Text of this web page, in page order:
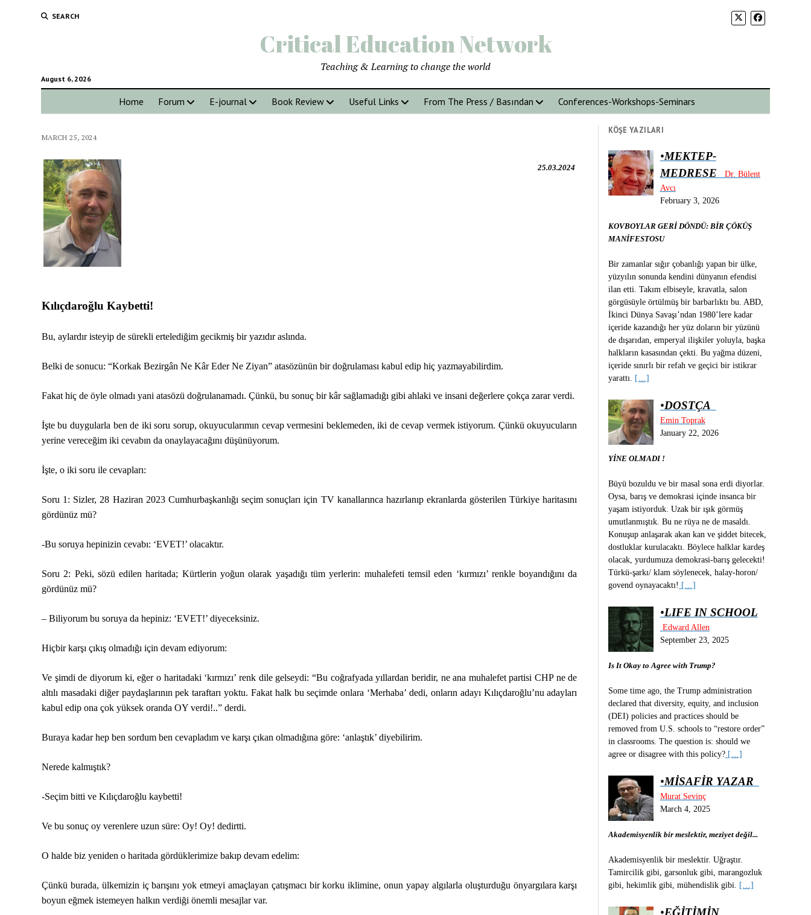
SEARCH
Critical Education Network
August 6, 2026
Teaching & Learning to change the world
Home Forum E-journal Book Review Useful Links From The Press / Basından Conferences-Workshops-Seminars
MARCH 25, 2024
25.03.2024
Kılıçdaroğlu Kaybetti!
Bu, aylardır isteyip de sürekli ertelediğim gecikmiş bir yazıdır aslında.
Belki de sonucu: “Korkak Bezirgân Ne Kâr Eder Ne Ziyan” atasözünün bir doğrulaması kabul edip hiç yazmayabilirdim.
Fakat hiç de öyle olmadı yani atasözü doğrulanamadı. Çünkü, bu sonuç bir kâr sağlamadığı gibi ahlaki ve insani değerlere çokça zarar verdi.
İşte bu duygularla ben de iki soru sorup, okuyucularımın cevap vermesini beklemeden, iki de cevap vermek istiyorum. Çünkü okuyucuların
yerine vereceğim iki cevabın da onaylayacağını düşünüyorum.
İşte, o iki soru ile cevapları:
Soru 1: Sizler, 28 Haziran 2023 Cumhurbaşkanlığı seçim sonuçları için TV kanallarınca hazırlanıp ekranlarda gösterilen Türkiye haritasını
gördünüz mü?
-Bu soruya hepinizin cevabı: ‘EVET!’ olacaktır.
Soru 2: Peki, sözü edilen haritada; Kürtlerin yoğun olarak yaşadığı tüm yerlerin: muhalefeti temsil eden ‘kırmızı’ renkle boyandığını da
gördünüz mü?
– Biliyorum bu soruya da hepiniz: ‘EVET!’ diyeceksiniz.
Hiçbir karşı çıkış olmadığı için devam ediyorum:
Ve şimdi de diyorum ki, eğer o haritadaki ‘kırmızı’ renk dile gelseydi: “Bu coğrafyada yıllardan beridir, ne ana muhalefet partisi CHP ne de
altılı masadaki diğer paydaşlarının pek taraftarı yoktu. Fakat halk bu seçimde onlara ‘Merhaba’ dedi, onların adayı Kılıçdaroğlu’nu adayları
kabul edip ona çok yüksek oranda OY verdi!..” derdi.
Buraya kadar hep ben sordum ben cevapladım ve karşı çıkan olmadığına göre: ‘anlaştık’ diyebilirim.
Nerede kalmıştık?
-Seçim bitti ve Kılıçdaroğlu kaybetti!
Ve bu sonuç oy verenlere uzun süre: Oy! Oy! dedirtti.
O halde biz yeniden o haritada gördüklerimize bakıp devam edelim:
Çünkü burada, ülkemizin iç barışını yok etmeyi amaçlayan çatışmacı bir korku iklimine, onun yapay algılarla oluşturduğu önyargılara karşı
boyun eğmek istemeyen halkın verdiği önemli mesajlar var.
KÖŞE YAZILARI
•MEKTEP-
MEDRESE
Dr. Bülent
Avcı
February 3, 2026
KOVBOYLAR GERİ DÖNDÜ: BİR ÇÖKÜŞ
MANİFESTOSU
Bir zamanlar sığır çobanlığı yapan bir ülke,
yüzyılın sonunda kendini dünyanın efendisi
ilan etti. Takım elbiseyle, kravatla, salon
görgüsüyle örtülmüş bir barbarlıktı bu. ABD,
İkinci Dünya Savaşı’ndan 1980’lere kadar
içeride kazandığı her yüz doların bir yüzünü
de dışarıdan, emperyal ilişkiler yoluyla, başka
halkların kasasından çekti. Bu yağma düzeni,
içeride sınırlı bir refah ve geçici bir istikrar
yarattı. […]
•DOSTÇA
Emin Toprak
January 22, 2026
YİNE OLMADI !
Büyü bozuldu ve bir masal sona erdi diyorlar.
Oysa, barış ve demokrasi içinde insanca bir
yaşam istiyorduk. Uzak bir ışık görmüş
umutlanmıştık. Bu ne rüya ne de masaldı.
Konuşup anlaşarak akan kan ve şiddet bitecek,
dostluklar kurulacaktı. Böylece halklar kardeş
olacak, yurdumuza demokrasi-barış gelecekti!
Türkü-şarkı/ klam söylenecek, halay-horon/
govend oynayacaktı! […]
•LIFE IN SCHOOL
Edward Allen
September 23, 2025
Is It Okay to Agree with Trump?
Some time ago, the Trump administration
declared that diversity, equity, and inclusion
(DEI) policies and practices should be
removed from U.S. schools to “restore order”
in classrooms. The question is: should we
agree or disagree with this policy? […]
•MİSAFİR YAZAR
Murat Sevinç
March 4, 2025
Akademisyenlik bir meslektir, meziyet değil...
Akademisyenlik bir meslektir. Uğraştır.
Tamircilik gibi, garsonluk gibi, marangozluk
gibi, hekimlik gibi, mühendislik gibi. […]
•EĞİTİMİN